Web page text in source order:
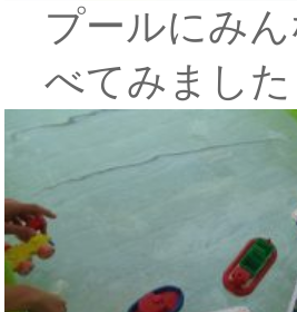
プールにみ
べてみました